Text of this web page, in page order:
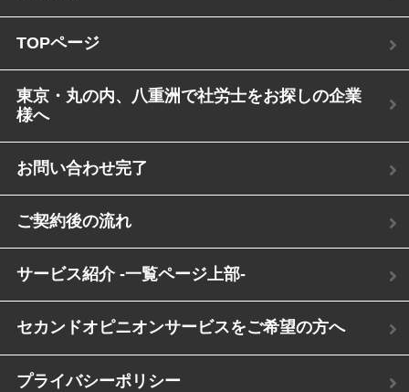
TOPページ
東京・丸の内、八重洲で社労士をお探しの企業
様へ
お問い合わせ完了
ご契約後の流れ
サービス紹介 -一覧ページ上部-
セカンドオピニオンサービスをご希望の方へ
プライバシーポリシー